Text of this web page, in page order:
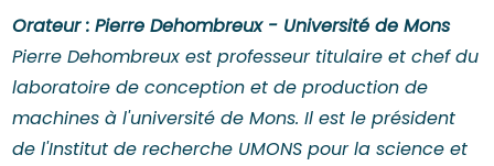
Orateur : Pierre Dehombreux - Université de Mons
Pierre Dehombreux est professeur titulaire et chef du
laboratoire de conception et de production de
machines à l'université de Mons. Il est le président
de l'Institut de recherche UMONS pour la science et